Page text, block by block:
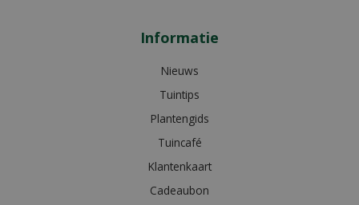
Informatie
Nieuws
Tuintips
Plantengids
Tuincafé
Klantenkaart
Cadeaubon